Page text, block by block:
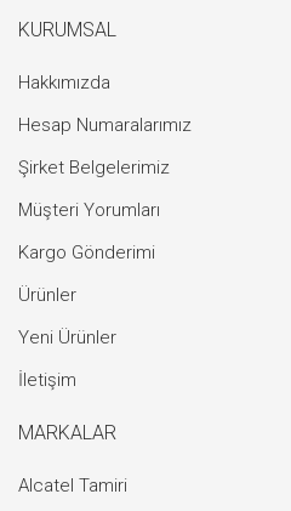
KURUMSAL
Hakkımızda
Hesap Numaralarımız
Şirket Belgelerimiz
Müşteri Yorumları
Kargo Gönderimi
Ürünler
Yeni Ürünler
İletişim
MARKALAR
Alcatel Tamiri